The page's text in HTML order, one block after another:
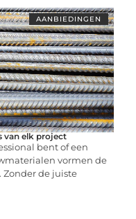
AANBIEDINGEN
van elk project
bent of een
vormen de
de juiste